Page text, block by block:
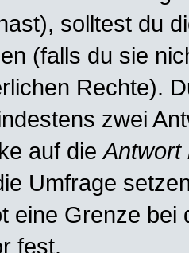
solltest du
(falls du sie
Rechte).
zwei
auf dieAntwort
Umfrage
eine Grenze bei
fest.